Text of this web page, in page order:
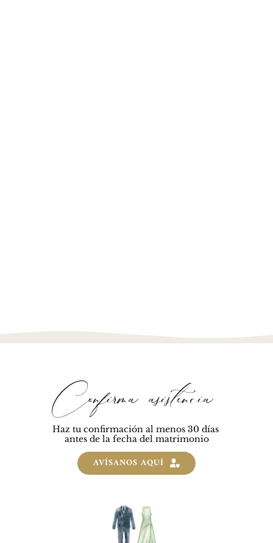
Confirma asistencia
Haz tu confirmación al menos 30 días
antes de la fecha del matrimonio
AVÍSANOS AQUÍ